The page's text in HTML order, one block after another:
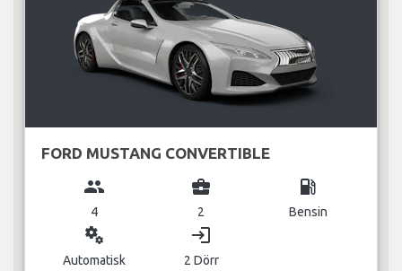
FORD MUSTANG CONVERTIBLE
group
4
business_center
2
local_gas_station
Bensin
miscellaneous_services
Automatisk
login
2 Dörr